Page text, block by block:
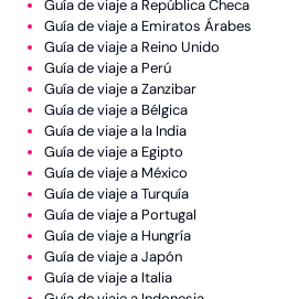
Argentina
Colombia
Las Bahamas
México
Perú
República Dominicana
China
Guía de viaje a República Checa
Guía de viaje a Emiratos Árabes
Guía de viaje a Reino Unido
Guía de viaje a Perú
Guía de viaje a Zanzibar
Guía de viaje a Bélgica
Guía de viaje a la India
Guía de viaje a Egipto
Guía de viaje a México
Guía de viaje a Turquía
Guía de viaje a Portugal
Guía de viaje a Hungría
Guía de viaje a Japón
Guía de viaje a Italia